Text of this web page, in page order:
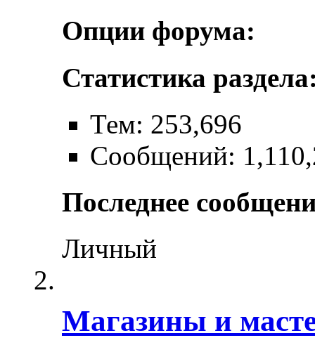
Опции форума:
Статистика
Тем: 253,696
Сообщений:
Последнее
Личный
Магазины и